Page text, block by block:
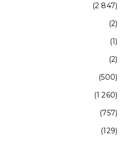
(2 847)
(2)
(1)
(2)
(500)
(1 260)
(757)
(129)